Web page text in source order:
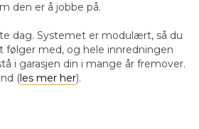
den er å jobbe på.
dag. Systemet er modulært, så du
følger med, og hele innredningen
i garasjen din i mange år fremover.
(les mer her).